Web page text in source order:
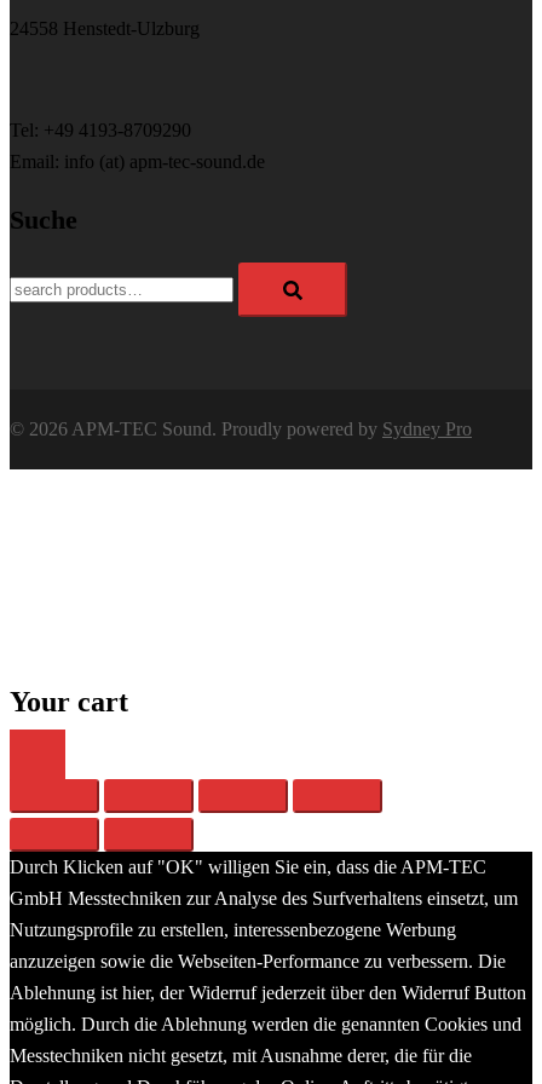
24558 Henstedt-Ulzburg
Tel: +49 4193-8709290
Email: info (at) apm-tec-sound.de
Suche
Search
for:
© 2026 APM-TEC Sound. Proudly powered by Sydney Pro
Your cart
Durch Klicken auf "OK" willigen Sie ein, dass die APM-TEC
GmbH Messtechniken zur Analyse des Surfverhaltens einsetzt, um
Nutzungsprofile zu erstellen, interessenbezogene Werbung
anzuzeigen sowie die Webseiten-Performance zu verbessern. Die
Ablehnung ist hier, der Widerruf jederzeit über den Widerruf Button
möglich. Durch die Ablehnung werden die genannten Cookies und
Messtechniken nicht gesetzt, mit Ausnahme derer, die für die